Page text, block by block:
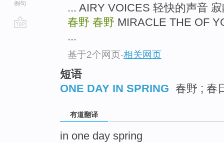
例句
... AIRY VOICES 轻快的声音
春野 春野 MIRACLE THE OF
...
基于2个网页-相关网页
短语
ONE DAY IN SPRING 春野 ; 春
有道翻译
in one day spring